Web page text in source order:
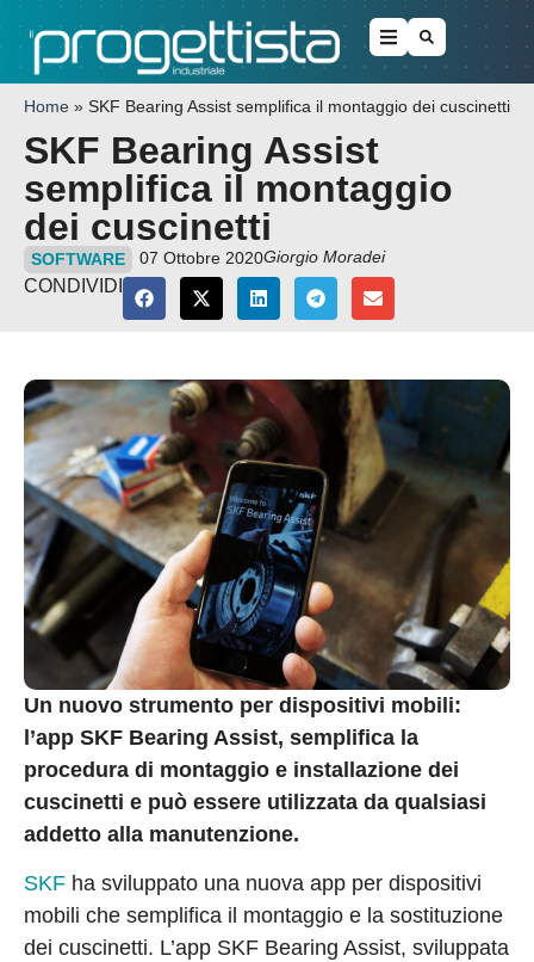
Home » SKF Bearing Assist semplifica il montaggio dei cuscinetti
SKF Bearing Assist
semplifica il montaggio
dei cuscinetti
SOFTWARE 07 Ottobre 2020Giorgio Moradei
CONDIVIDI
Un nuovo strumento per dispositivi mobili:
l’app SKF Bearing Assist, semplifica la
procedura di montaggio e installazione dei
cuscinetti e può essere utilizzata da qualsiasi
addetto alla manutenzione.
SKF ha sviluppato una nuova app per dispositivi
mobili che semplifica il montaggio e la sostituzione
dei cuscinetti. L’app SKF Bearing Assist, sviluppata